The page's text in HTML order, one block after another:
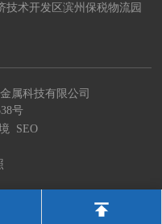
技术开发区滨州保税物流园
属科技有限公司
号
SEO